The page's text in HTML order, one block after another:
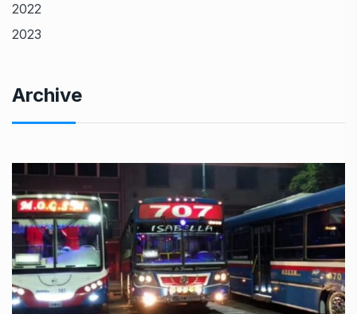
2022
2023
Archive